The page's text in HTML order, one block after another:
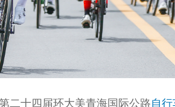
二十四届环大美青海国际公路自